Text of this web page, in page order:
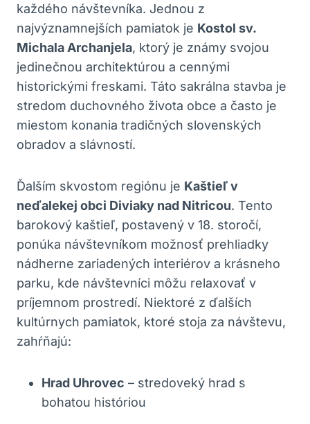
každého návštevníka. Jednou z
najvýznamnejších pamiatok je‌ Kostol sv.
Michala Archanjela, ‌ktorý je známy svojou
⁢jedinečnou⁣ architektúrou‍ a⁢ cennými
‌historickými freskami.‌ Táto sakrálna stavba je⁢
stredom⁣ duchovného života obce a⁤ často je
miestom konania‌ tradičných slovenských
obradov a slávností.
Ďalším skvostom‌ regiónu je Kaštieľ v
neďalekej obci‍ Diviaky nad Nitricou. Tento
barokový kaštieľ, postavený ‍v 18. storočí,
ponúka návštevníkom možnosť‌ prehliadky
nádherne zariadených interiérov a⁣ krásneho
parku, kde návštevníci môžu relaxovať v
príjemnom prostredí. Niektoré z ďalších
kultúrnych pamiatok, ktoré⁣ stoja za návštevu,
zahŕňajú:
Hrad ​Uhrovec – stredoveký hrad​ s
bohatou históriou